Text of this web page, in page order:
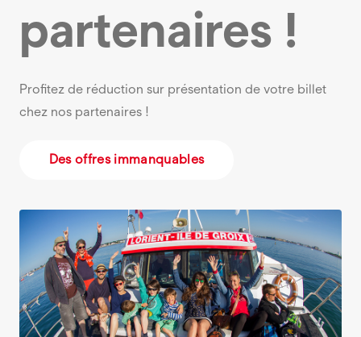
partenaires !
Profitez de réduction sur présentation de votre billet
chez nos partenaires !
Des offres immanquables